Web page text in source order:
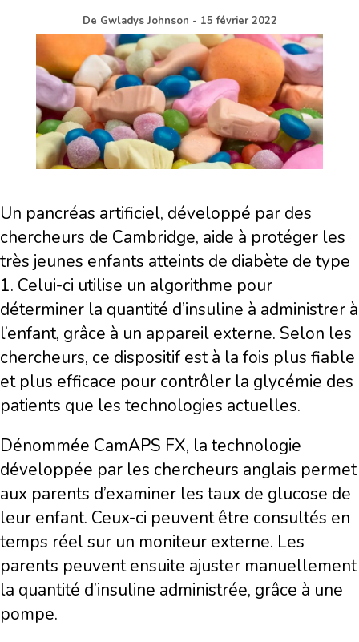
De Gwladys Johnson - 15 février 2022
Un pancréas artificiel, développé par des
chercheurs de Cambridge, aide à protéger les
très jeunes enfants atteints de diabète de type
1. Celui-ci utilise un algorithme pour
déterminer la quantité d’insuline à administrer à
l’enfant, grâce à un appareil externe. Selon les
chercheurs, ce dispositif est à la fois plus fiable
et plus efficace pour contrôler la glycémie des
patients que les technologies actuelles.
Dénommée CamAPS FX, la technologie
développée par les chercheurs anglais permet
aux parents d’examiner les taux de glucose de
leur enfant. Ceux-ci peuvent être consultés en
temps réel sur un moniteur externe. Les
parents peuvent ensuite ajuster manuellement
la quantité d’insuline administrée, grâce à une
pompe.